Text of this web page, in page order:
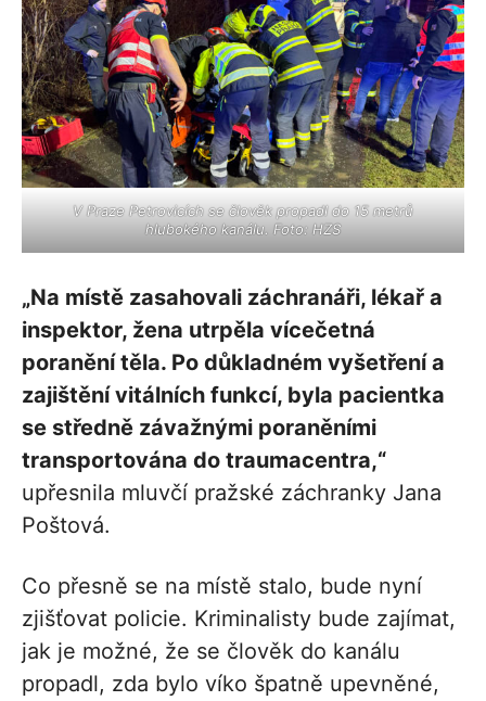
V Praze Petrovicích se člověk propadl do 15 metrů
hlubokého kanálu. Foto: HZS
„Na místě zasahovali záchranáři, lékař a
inspektor, žena utrpěla vícečetná
poranění těla. Po důkladném vyšetření a
zajištění vitálních funkcí, byla pacientka
se středně závažnými poraněními
transportována do traumacentra,“
upřesnila mluvčí pražské záchranky Jana
Poštová.
Co přesně se na místě stalo, bude nyní
zjišťovat policie. Kriminalisty bude zajímat,
jak je možné, že se člověk do kanálu
propadl, zda bylo víko špatně upevněné,